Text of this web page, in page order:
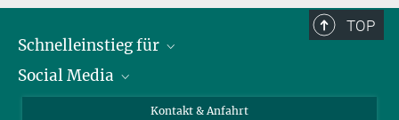
TOP
Schnelleinstieg für
Journalist*innen
Social Media
Kontakt & Anfahrt